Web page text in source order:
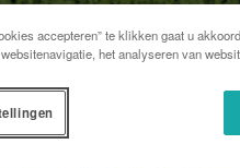
accepteren” te klikken gaat u
het analyseren van